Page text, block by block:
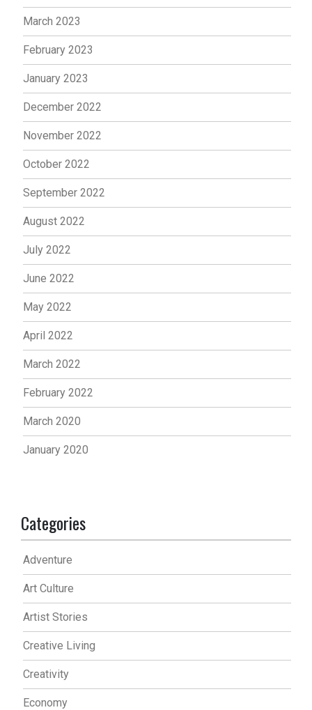
March 2023
February 2023
January 2023
December 2022
November 2022
October 2022
September 2022
August 2022
July 2022
June 2022
May 2022
April 2022
March 2022
February 2022
March 2020
January 2020
Categories
Adventure
Art Culture
Artist Stories
Creative Living
Creativity
Economy